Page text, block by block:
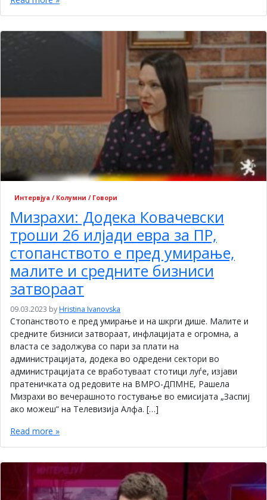
Интервјуа / Колумни / Говори
Мизрахи: Додека Ковачевски
троши 26 илјади евра за ПР,
стопанството е пред умирање,
малите и средните бизниси
затвораат
09.03.2023 byHristina Ivanovska
Стопанството е пред умирање и на шкрги дише. Малите и
средните бизниси затвораат, инфлацијата е огромна, а
власта се задолжува со пари за плати на
администрацијата, додека во одредени сектори во
администрацијата се вработуваат стотици луѓе, изјави
пратеничката од редовите на ВМРО-ДПМНЕ, Рашела
Мизрахи во вечерашното гостување во емисијата „Заспиј
ако можеш“ на Телевизија Алфа. […]
Read more »